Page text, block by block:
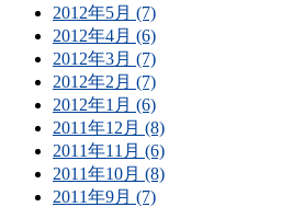
2012年5月 (7)
2012年4月 (6)
2012年3月 (7)
2012年2月 (7)
2012年1月 (6)
2011年12月 (8)
2011年11月 (6)
2011年10月 (8)
2011年9月 (7)